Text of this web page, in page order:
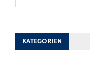
KATEGORIEN